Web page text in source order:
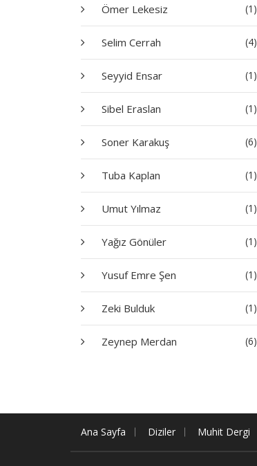
Ömer Lekesiz (1)
Selim Cerrah (4)
Seyyid Ensar (1)
Sibel Eraslan (1)
Soner Karakuş (6)
Tuba Kaplan (1)
Umut Yılmaz (1)
Yağız Gönüler (1)
Yusuf Emre Şen (1)
Zeki Bulduk (1)
Zeynep Merdan (6)
Ana Sayfa Diziler Muhit Dergi